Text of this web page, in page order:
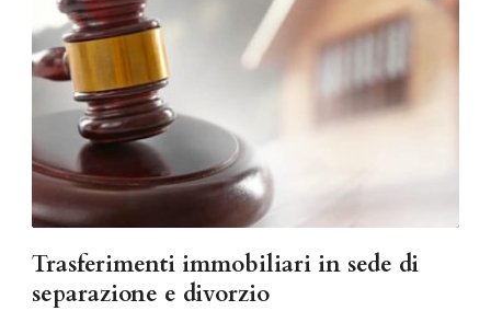
Trasferimenti immobiliari in sede di
separazione e divorzio